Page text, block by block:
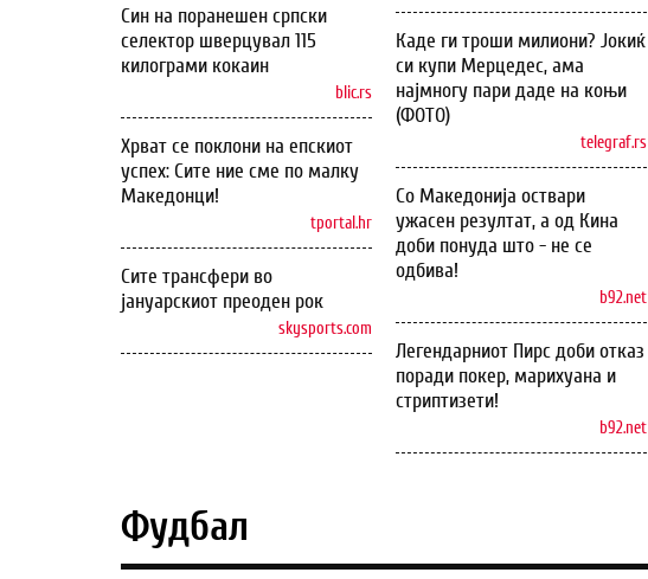
Син на поранешен српски
селектор шверцувал 115
килограми кокаин
blic.rs
Хрват се поклони на епскиот
успех: Сите ние сме по малку
Македонци!
tportal.hr
Сите трансфери во
јануарскиот преоден рок
skysports.com
Каде ги троши милиони? Јокиќ
си купи Мерцедес, ама
најмногу пари даде на коњи
(ФОТО)
telegraf.rs
Со Македонија оствари
ужасен резултат, а од Кина
доби понуда што - не се
одбива!
b92.net
Легендарниот Пирс доби отказ
поради покер, марихуана и
стриптизети!
b92.net
Фудбал